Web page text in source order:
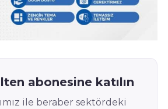
abonesine katılın
ile beraber sektördeki